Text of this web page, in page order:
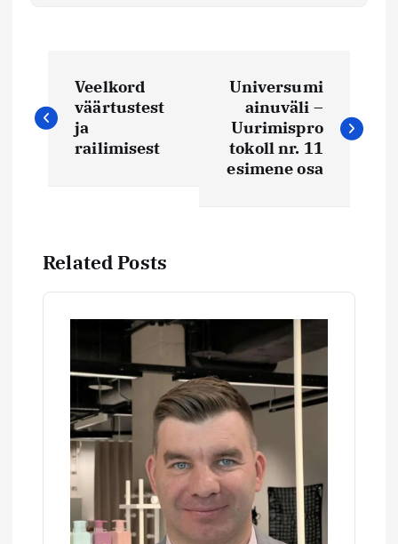
a
g
e
Veelkord
väärtustest
ja
railimisest
Universumi
ainuväli –
Uurimispro
tokoll nr. 11
esimene osa
Related Posts